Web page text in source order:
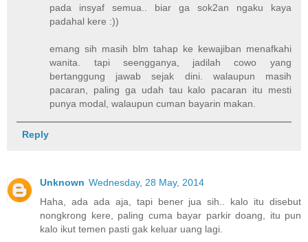
pada insyaf semua.. biar ga sok2an ngaku kaya
padahal kere :))
emang sih masih blm tahap ke kewajiban menafkahi
wanita. tapi seengganya, jadilah cowo yang
bertanggung jawab sejak dini. walaupun masih
pacaran, paling ga udah tau kalo pacaran itu mesti
punya modal, walaupun cuman bayarin makan.
Reply
Unknown Wednesday, 28 May, 2014
Haha, ada ada aja, tapi bener jua sih.. kalo itu disebut
nongkrong kere, paling cuma bayar parkir doang, itu pun
kalo ikut temen pasti gak keluar uang lagi.